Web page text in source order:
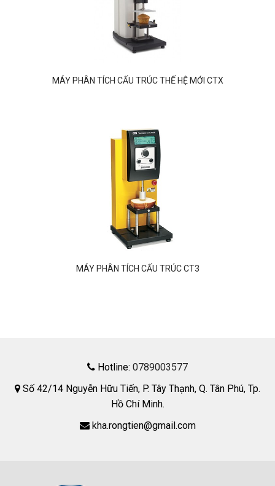
MÁY PHÂN TÍCH CẤU TRÚC THẾ HỆ MỚI CTX
MÁY PHÂN TÍCH CẤU TRÚC CT3
Hotline: 0789003577
Số 42/14 Nguyễn Hữu Tiến, P. Tây Thạnh, Q. Tân Phú, Tp.
Hồ Chí Minh.
kha.rongtien@gmail.com